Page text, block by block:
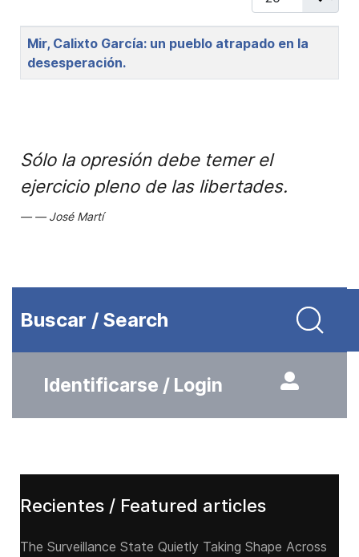
Title
Mir, Calixto García: un pueblo atrapado en la
desesperación.
Sólo la opresión debe temer el
ejercicio pleno de las libertades.
José Martí
Buscar / Search
Identificarse / Login
Recientes / Featured articles
The Surveillance State Quietly Taking Shape Across